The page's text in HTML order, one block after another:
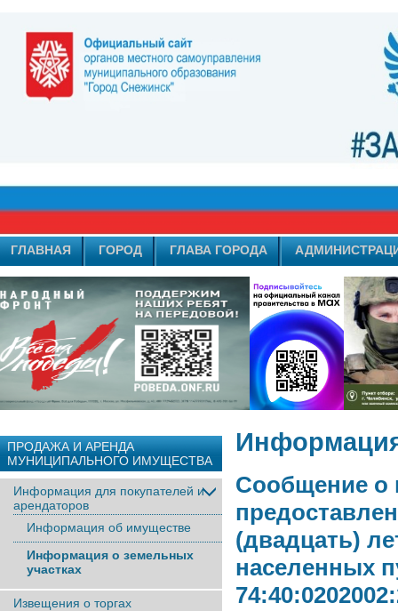
ГЛАВНАЯ ГОРОД ГЛАВА ГОРОДА
ПРОДАЖА И АРЕНДА
МУНИЦИПАЛЬНОГО ИМУЩЕСТВА
Информация для покупателей и
арендаторов
Информация об имуществе
Информация о земельных
участках
Извещения о торгах
Сообщение о
(двадцать)
населенных